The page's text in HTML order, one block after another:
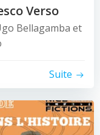
Verso
Bellagamba et
Suite